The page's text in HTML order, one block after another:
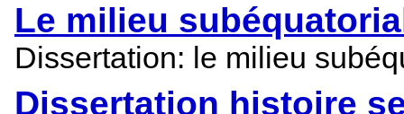
Le milieu
Dissertation: le milieu
Dissertation histoire